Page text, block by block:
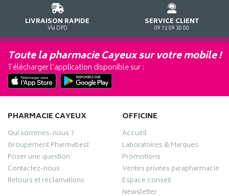
LIVRAISON RAPIDE
Via DPD
SERVICE CLIENT
09 72 09 30 00
Toute la pharmacie Cayeux sur votre mobile !
Télécharger l’application disponible sur :
PHARMACIE CAYEUX
Qui sommes-nous ?
Groupement Pharmabest
Poser une question
Contactez-nous
Retours et réclamations
OFFICINE
Accueil
Laboratoires & Marques
Promotions
Ventes privées parapharmacie
Espace conseil
Newsletter